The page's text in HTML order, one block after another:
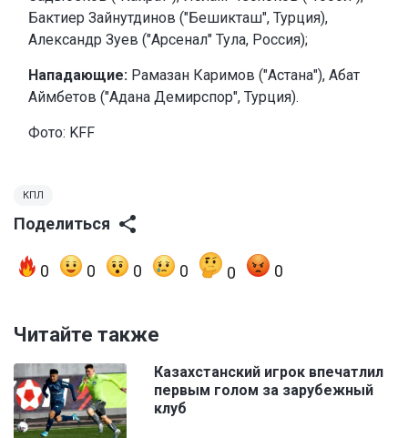
Бактиер Зайнутдинов ("Бешикташ", Турция),
Александр Зуев ("Арсенал" Тула, Россия);
Нападающие: Рамазан Каримов ("Астана"), Абат
Аймбетов ("Адана Демирспор", Турция).
Фото: KFF
КПЛ
Поделиться
0 0 0 0 0 0
Читайте также
Казахстанский игрок впечатлил
первым голом за зарубежный
клуб